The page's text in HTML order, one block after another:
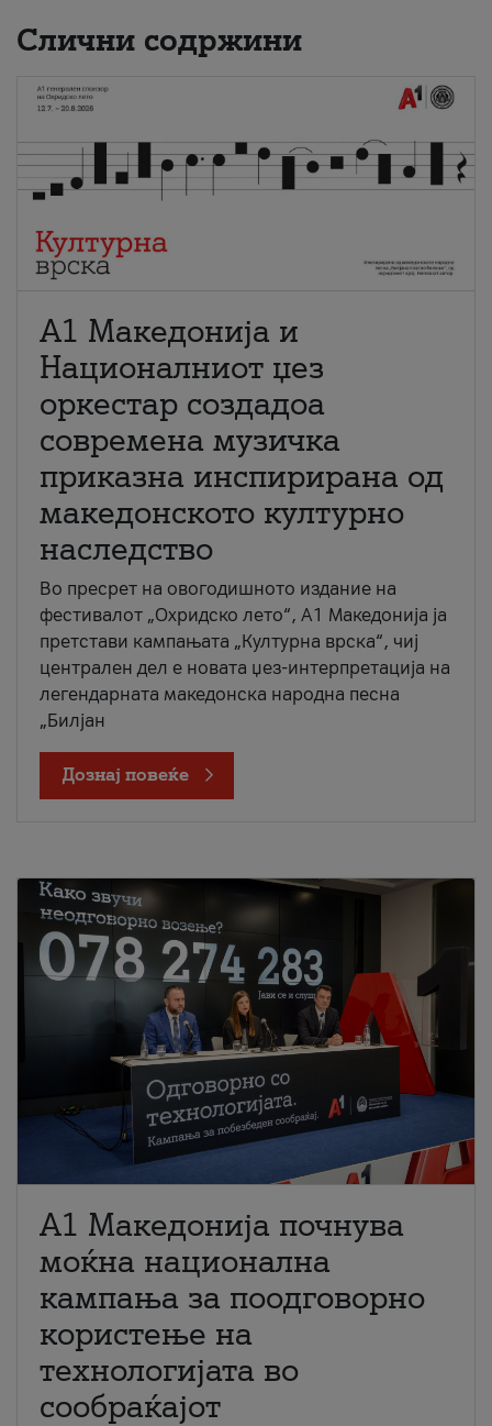
Слични содржини
А1 Македонија и
Националниот џез
оркестар создадоа
современа музичка
приказна инспирирана од
македонското културно
наследство
Во пресрет на овогодишното издание на
фестивалот „Охридско лето“, А1 Македонија ја
претстави кампањата „Културна врска“, чиј
централен дел е новата џез-интерпретација на
легендарната македонска народна песна
„Билјан
Дознај повеќе
A1 Македонија почнува
моќна национална
кампања за поодговорно
користење на
технологијата во
сообраќајот